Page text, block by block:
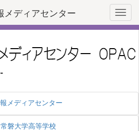
ディアセンター
メディアセンター
常磐大学高等学校